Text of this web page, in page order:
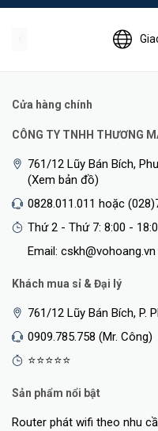
Cửa hàng chính
CÔNG TY TNHH THƯƠNG
761/12 Lũy Bán Bích,
(Xem bản đồ)
0828.011.011 hoặc
Thứ 2 - Thứ 7: 8:00 -
Email: cskh@vohoang.vn
Khách mua sỉ & Đại lý
761/12 Lũy Bán Bích, P.
0909.785.758 (Mr. Công)
⭐⭐⭐⭐⭐
Sản phẩm nổi bật
Router phát wifi theo nhu